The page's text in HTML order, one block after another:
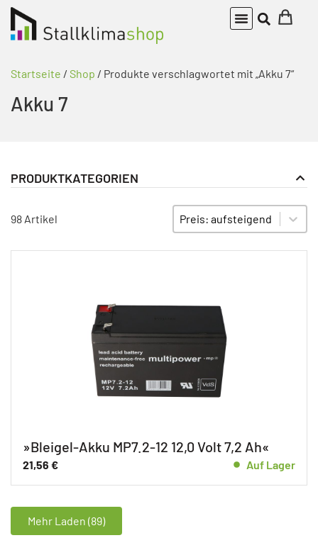
Startseite / Shop / Produkte verschlagwortet mit „Akku 7“
Akku 7
PRODUKTKATEGORIEN
98 Artikel
SORTIEREN
Sort content
»Bleigel-Akku MP7.2-12 12,0 Volt 7,2 Ah«
21,56 € Auf Lager
Mehr Laden (89)